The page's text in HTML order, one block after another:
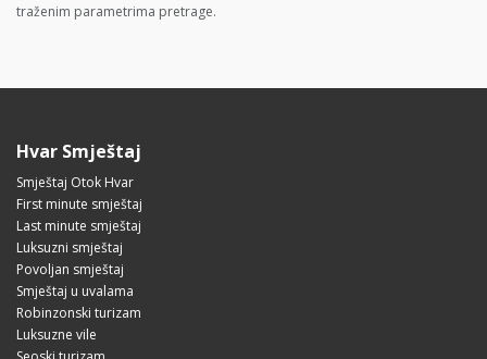
traženim parametrima pretrage.
Hvar Smještaj
Smještaj Otok Hvar
First minute smještaj
Last minute smještaj
Luksuzni smještaj
Povoljan smještaj
Smještaj u uvalama
Robinzonski turizam
Luksuzne vile